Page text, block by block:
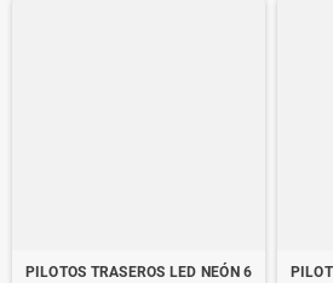
PILOTOS TRASEROS LED NEÓN 6